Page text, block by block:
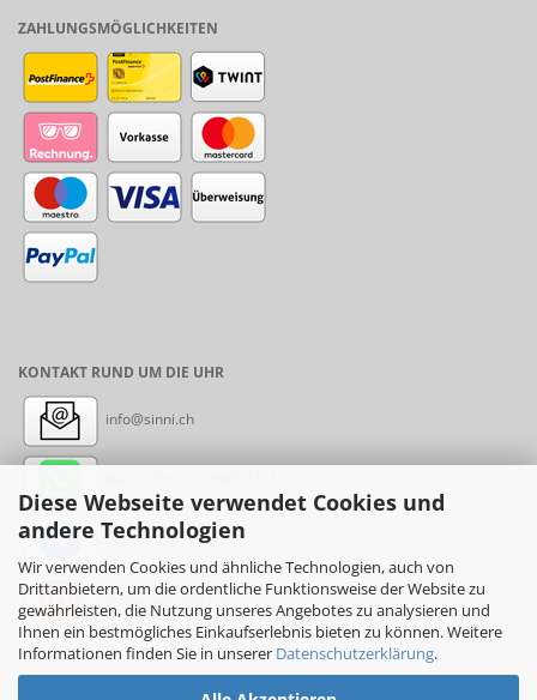
Diese Webseite verwendet Cookies und
andere Technologien
Wir verwenden Cookies und ähnliche Technologien, auch von
Drittanbietern, um die ordentliche Funktionsweise der Website zu
gewährleisten, die Nutzung unseres Angebotes zu analysieren und
Ihnen ein bestmögliches Einkaufserlebnis bieten zu können. Weitere
Informationen finden Sie in unserer Datenschutzerklärung.
ZAHLUNGSMÖGLICHKEITEN
KONTAKT RUND UM DIE UHR
info@sinni.ch
Messenger: sinni.ch
Instagram: sinni_ch